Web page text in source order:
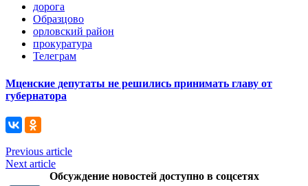
дорога
Образцово
орловский район
прокуратура
Телеграм
Мценские депутаты не решились принимать главу от
губернатора
Previous article
Next article
Обсуждение новостей доступно в соцсетях